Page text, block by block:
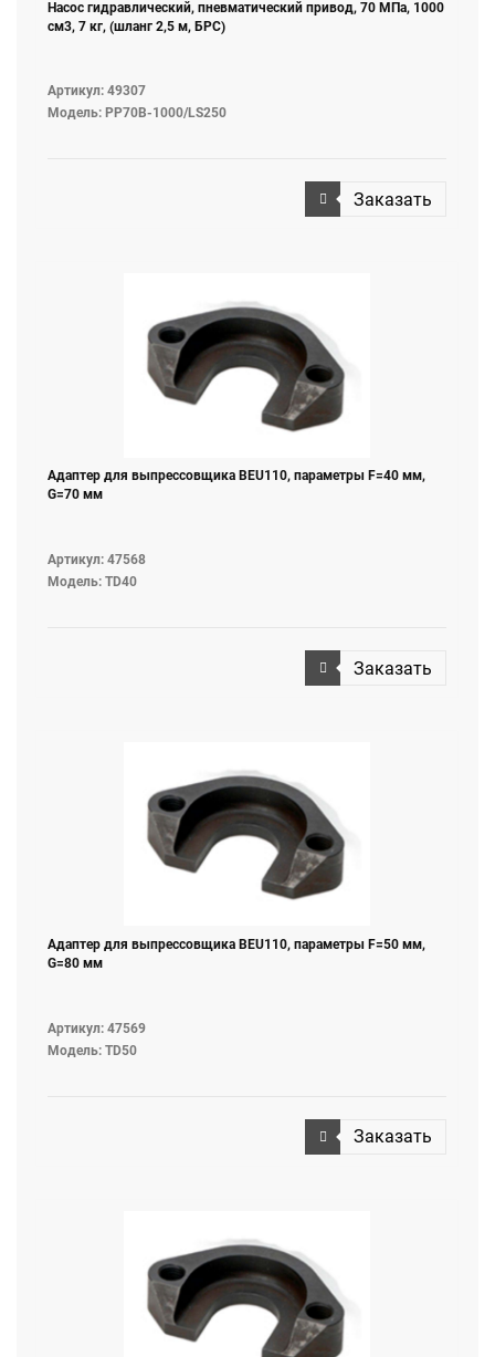
Насос гидравлический, пневматический привод, 70 МПа, 1000
см3, 7 кг, (шланг 2,5 м, БРС)
Артикул: 49307
Модель: PP70B-1000/LS250
Заказать
Адаптер для выпреcсовщика BEU110, параметры F=40 мм,
G=70 мм
Артикул: 47568
Модель: TD40
Заказать
Адаптер для выпреcсовщика BEU110, параметры F=50 мм,
G=80 мм
Артикул: 47569
Модель: TD50
Заказать